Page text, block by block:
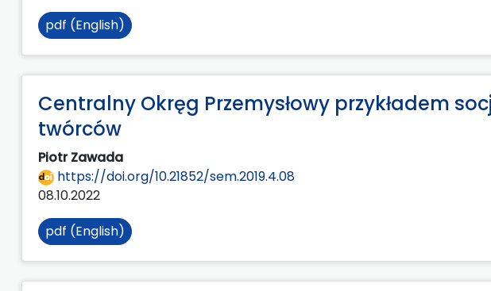
pdf (English)
Centralny Okręg Przemysłowy przykładem
twórców
Piotr Zawada
https://doi.org/10.21852/sem.2019.4.08
08.10.2022
pdf (English)